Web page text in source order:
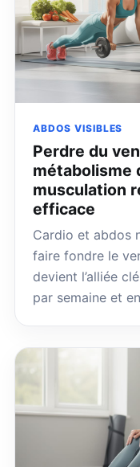
ABDOS VISIBLES
Perdre du
métabolisme
musculation
efficace
Cardio et abdos
faire fondre le
devient l’alliée
par semaine et